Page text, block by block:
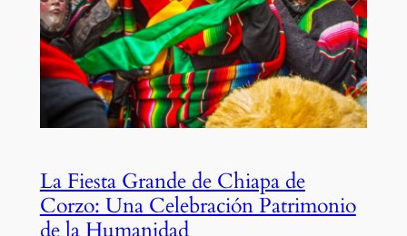
La Fiesta Grande de Chiapa de
Corzo: Una Celebración Patrimonio
de la Humanidad